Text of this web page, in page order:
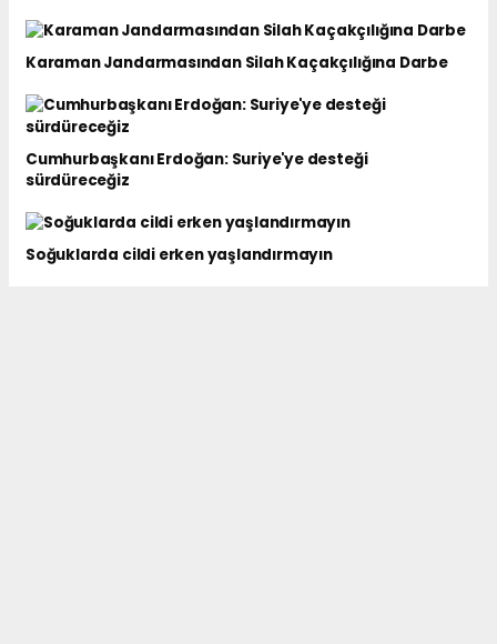
Karaman Jandarmasından Silah Kaçakçılığına Darbe
Cumhurbaşkanı Erdoğan: Suriye'ye desteği
sürdüreceğiz
Soğuklarda cildi erken yaşlandırmayın